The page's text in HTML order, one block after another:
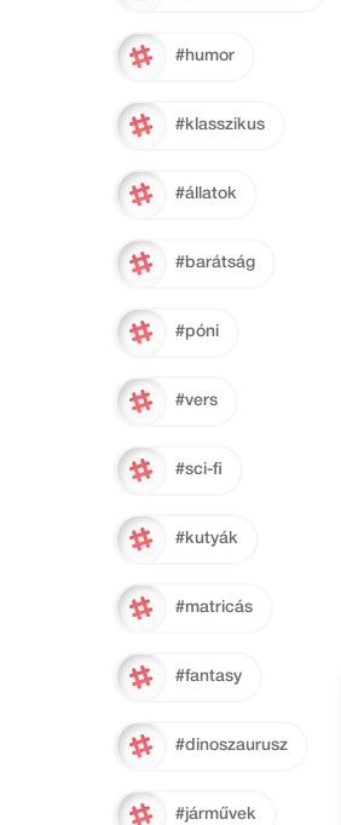
#humor
#klasszikus
#állatok
#barátság
#póni
#vers
#sci-fi
#kutyák
#matricás
#fantasy
#dinoszaurusz
#járművek